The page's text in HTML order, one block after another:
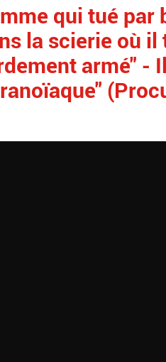
qui tué
la scierie où
armé" -